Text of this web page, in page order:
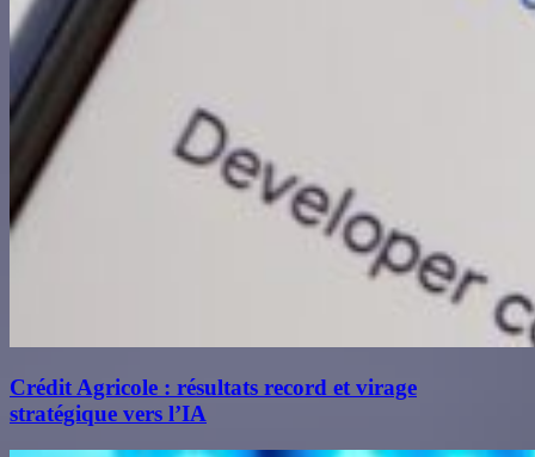
Crédit Agricole : résultats record et virage
stratégique vers l’IA